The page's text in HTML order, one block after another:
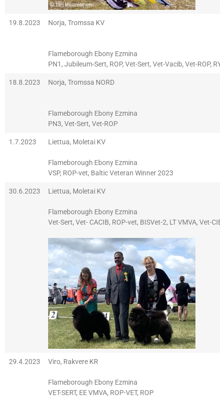
19.8.2023 Norja, Tromssa KV
Flameborough Ebony Ezmina
PN1, Jubileum-Sert, ROP, Vet-Sert, Vet-Vacib, Vet-ROP,
18.8.2023 Norja, Tromssa NORD
Flameborough Ebony Ezmina
PN3, Vet-Sert, Vet-ROP
1.7.2023 Liettua, Moletai KV
Flameborough Ebony Ezmina
VSP, ROP-vet, Baltic Veteran Winner 2023
30.6.2023 Liettua, Moletai KV
Flameborough Ebony Ezmina
Vet-Sert, Vet- CACIB, ROP-vet, BISVet-2, LT VMVA, Vet-
29.4.2023 Viro, Rakvere KR
Flameborough Ebony Ezmina
VET-SERT, EE VMVA, ROP-VET, ROP